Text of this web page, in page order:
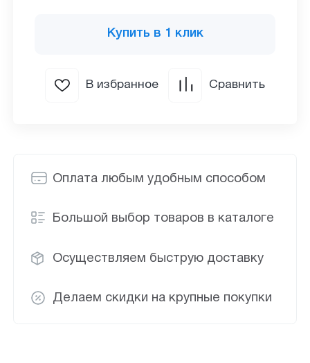
Оплата любым удобным способом
Большой выбор товаров в каталоге
Осуществляем быструю доставку
Делаем скидки на крупные покупки
Купить в 1 клик
В избранное Сравнить